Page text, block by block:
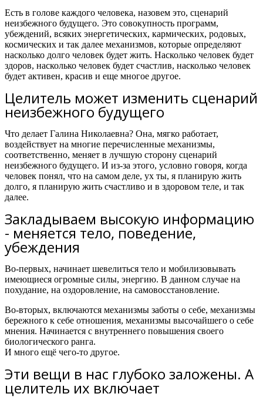
Есть в голове каждого человека, назовем это, сценарий
неизбежного будущего. Это совокупность программ,
убеждений, всяких энергетических, кармических, родовых,
космических и так далее механизмов, которые определяют
насколько долго человек будет жить. Насколько человек будет
здоров, насколько человек будет счастлив, насколько человек
будет активен, красив и еще многое другое.
Целитель может изменить сценарий
неизбежного будущего
Что делает Галина Николаевна? Она, мягко работает,
воздействует на многие перечисленные механизмы,
соответственно, меняет в лучшую сторону сценарий
неизбежного будущего. И из-за этого, условно говоря, когда
человек понял, что на самом деле, ух ты, я планирую жить
долго, я планирую жить счастливо и в здоровом теле, и так
далее.
Закладываем высокую информацию
- меняется тело, поведение,
убеждения
Во-первых, начинает шевелиться тело и мобилизовывать
имеющиеся огромные силы, энергию. В данном случае на
похудание, на оздоровление, на самовосстановление.
Во-вторых, включаются механизмы заботы о себе, механизмы
бережного к себе отношения, механизмы высочайшего о себе
мнения. Начинается с внутреннего повышения своего
биологического ранга.
И много ещё чего-то другое.
Эти вещи в нас глубоко заложены. А
целитель их включает